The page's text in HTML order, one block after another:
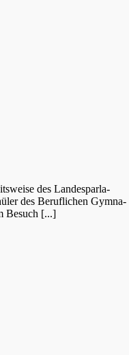
des Landes­par­la­
des Beruf­li­chen Gymna­
Besuch [...]